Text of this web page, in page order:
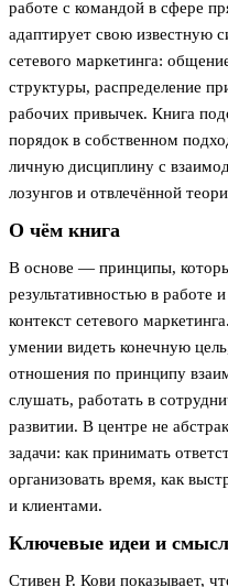
работе с командой в сфере
адаптирует свою известную
сетевого маркетинга:
структуры, распределение
рабочих привычек. Книга
порядок в собственном
личную дисциплину с
лозунгов и отвлечённой
О чём книга
В основе — принципы,
результативностью в работе
контекст сетевого
умении видеть конечную
отношения по принципу
слушать, работать в
развитии. В центре не
задачи: как принимать
организовать время, как
и клиентами.
Ключевые идеи и
Стивен Р. Кови показывает,